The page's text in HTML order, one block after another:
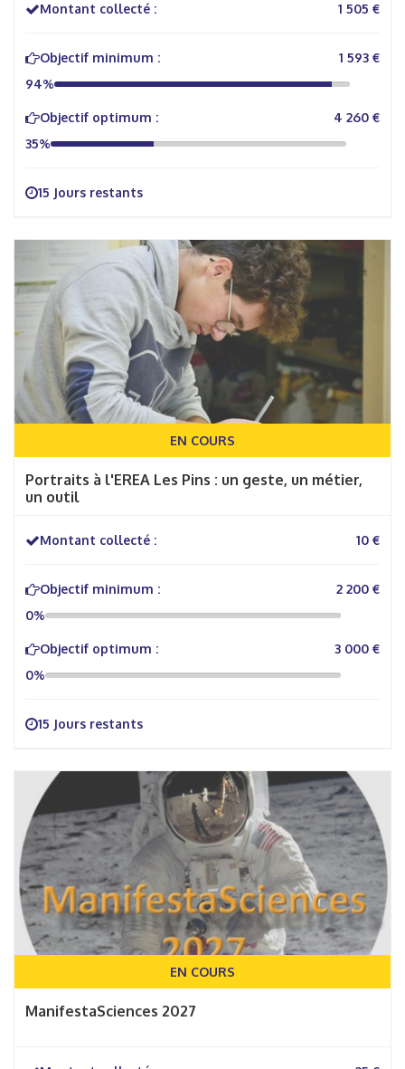
Montant collecté : 1 505 €
Objectif minimum :
1 593 €
94%
Objectif optimum :
4 260 €
35%
15 Jours restants
EN COURS
Portraits à l'EREA Les Pins : un geste, un métier,
un outil
Montant collecté : 10 €
Objectif minimum :
2 200 €
0%
Objectif optimum :
3 000 €
0%
15 Jours restants
EN COURS
ManifestaSciences 2027